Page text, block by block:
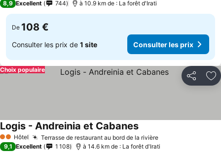
8,9 Excellent 744 à 10.9 km de : La forêt d'Irati
De 108 €
Consulter les prix de 1 site Consulter les prix
Partager
Choix populaire
2 Étoiles
Hôtel Terrasse de restaurant au bord de la rivière
Logis - Andreinia et Cabanes
9,1 Excellent 1 108 à 14.6 km de : La forêt d'Irati